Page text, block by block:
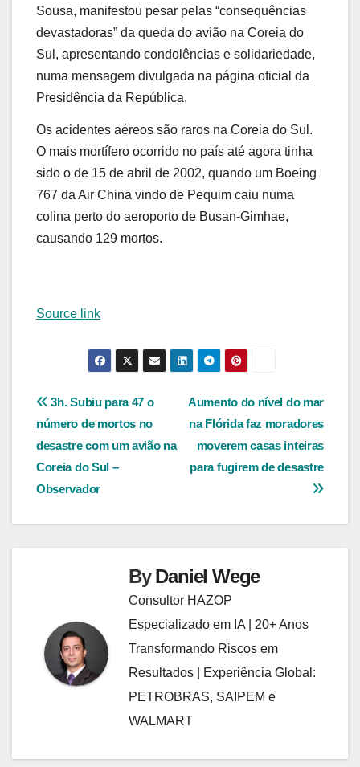
Sousa, manifestou pesar pelas “consequências
devastadoras” da queda do avião na Coreia do
Sul, apresentando condolências e solidariedade,
numa mensagem divulgada na página oficial da
Presidência da República.
Os acidentes aéreos são raros na Coreia do Sul.
O mais mortífero ocorrido no país até agora tinha
sido o de 15 de abril de 2002, quando um Boeing
767 da Air China vindo de Pequim caiu numa
colina perto do aeroporto de Busan-Gimhae,
causando 129 mortos.
Source link
Navegação
de
Post
Aumento do nível do mar
na Flórida faz moradores
moverem casas inteiras
para fugirem de desastre
3h. Subiu para 47 o
número de mortos no
desastre com um avião na
Coreia do Sul –
Observador
ByDaniel Wege
Consultor HAZOP
Especializado em IA | 20+ Anos
Transformando Riscos em
Resultados | Experiência Global:
PETROBRAS, SAIPEM e
WALMART